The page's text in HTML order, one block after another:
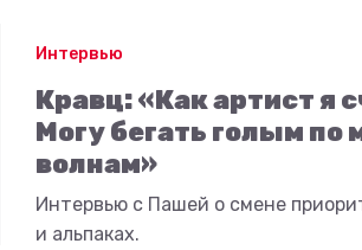
Интервью
Кравц: «Как артист я
Могу бегать голым
волнам»
Интервью с Пашей о смене
и альпаках.